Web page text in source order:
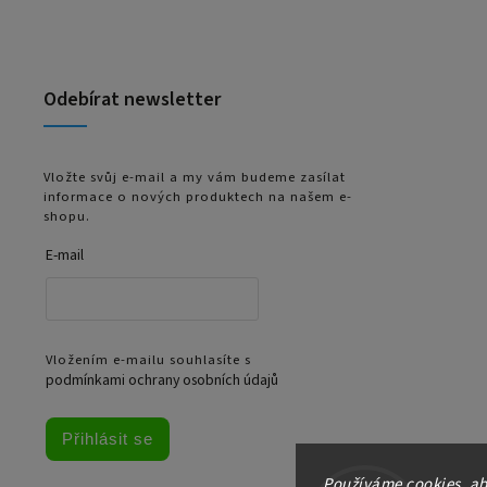
Odebírat newsletter
Vložte svůj e-mail a my vám budeme zasílat
informace o nových produktech na našem e-
shopu.
E-mail
Vložením e-mailu souhlasíte s
podmínkami ochrany osobních údajů
Přihlásit se